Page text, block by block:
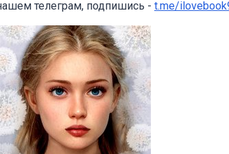
телеграм, подпишись - t.me/